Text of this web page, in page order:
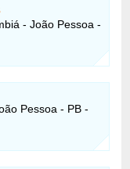
- João Pessoa -
Pessoa - PB -